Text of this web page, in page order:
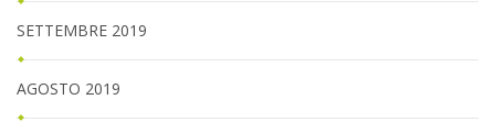
SETTEMBRE 2019
AGOSTO 2019